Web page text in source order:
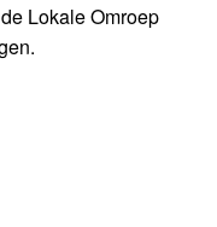
Lokale Omroep